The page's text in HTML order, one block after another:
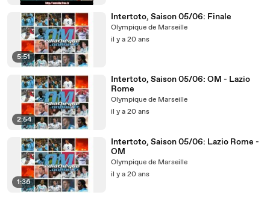
5:51
Intertoto, Saison 05/06: Finale
Olympique de Marseille
il y a 20 ans
2:54
Intertoto, Saison 05/06: OM - Lazio
Rome
Olympique de Marseille
il y a 20 ans
1:36
Intertoto, Saison 05/06: Lazio Rome -
OM
Olympique de Marseille
il y a 20 ans